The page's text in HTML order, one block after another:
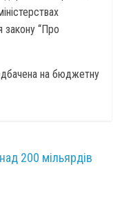
закону “Про
на бюджетну
200 мільярдів